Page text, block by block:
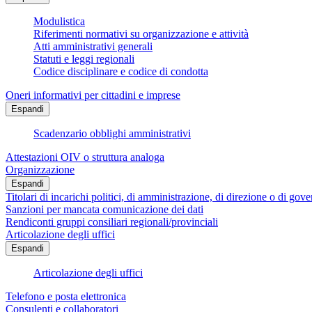
Modulistica
Riferimenti normativi su organizzazione e attività
Atti amministrativi generali
Statuti e leggi regionali
Codice disciplinare e codice di condotta
Oneri informativi per cittadini e imprese
Espandi
Scadenzario obblighi amministrativi
Attestazioni OIV o struttura analoga
Organizzazione
Espandi
Titolari di incarichi politici, di amministrazione, di direzione o di
Sanzioni per mancata comunicazione dei dati
Rendiconti gruppi consiliari regionali/provinciali
Articolazione degli uffici
Espandi
Articolazione degli uffici
Telefono e posta elettronica
Consulenti e collaboratori